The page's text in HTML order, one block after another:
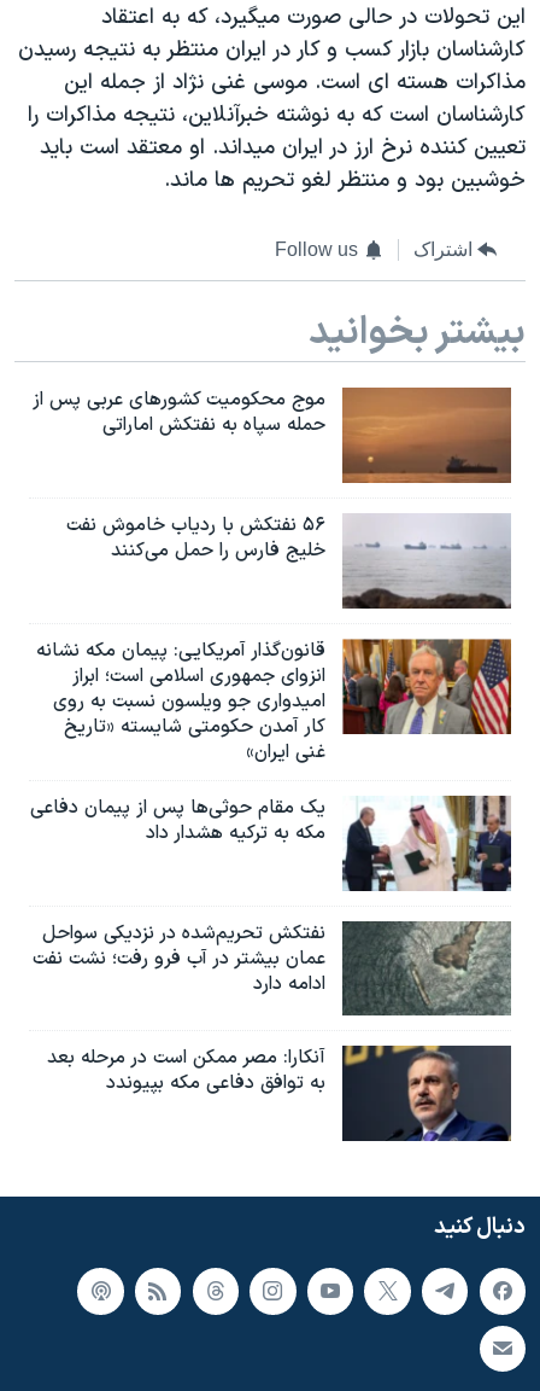
این تحولات در حالی صورت میگیرد، که به اعتقاد
کارشناسان بازار کسب و کار در ایران منتظر به نتیجه رسیدن
مذاکرات هسته ای است. موسی غنی نژاد از جمله این
کارشناسان است که به نوشته خبرآنلاین، نتیجه مذاکرات را
تعیین کننده نرخ ارز در ایران میداند. او معتقد است باید
خوشبین بود و منتظر لغو تحریم ها ماند.
اشتراک Follow us
بیشتر بخوانید
موج محکومیت کشورهای عربی پس از
حمله سپاه به نفتکش اماراتی
۵۶ نفتکش با ردیاب خاموش نفت
خلیج فارس را حمل می‌کنند
قانون‌گذار آمریکایی: پیمان مکه نشانه
انزوای جمهوری اسلامی است؛ ابراز
امیدواری جو ویلسون نسبت به روی
کار آمدن حکومتی شایسته «تاریخ
غنی ایران»
یک مقام حوثی‌ها پس از پیمان دفاعی
مکه به ترکیه هشدار داد
نفتکش تحریم‌شده در نزدیکی سواحل
عمان بیشتر در آب فرو رفت؛ نشت نفت
ادامه دارد
آنکارا: مصر ممکن است در مرحله بعد
به توافق دفاعی مکه بپیوندد
دنبال کنید